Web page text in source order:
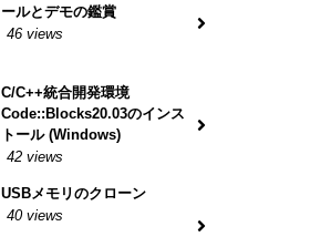
ールとデモの鑑賞
46 views
C/C++統合開発環境
Code::Blocks20.03のインス
トール (Windows)
42 views
USBメモリのクローン
40 views